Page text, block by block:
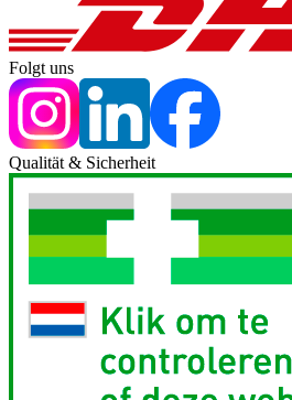
Folgt uns
Qualität & Sicherheit